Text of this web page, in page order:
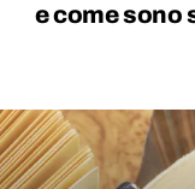
e come sono